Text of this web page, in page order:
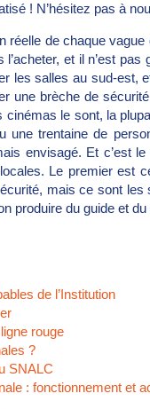
! N’hésitez pas à
réelle de chaque
et il n’est
les salles au sud-est,
une brèche de
le sont, la
une trentaine de
envisagé. Et c’est
Le premier est
mais ce sont
produire du guide et
de l’Institution
rouge
?
SNALC
: fonctionnement et